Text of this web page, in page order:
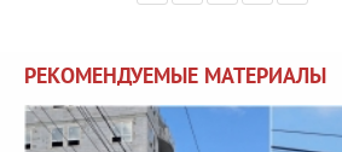
РЕКОМЕНДУЕМЫЕ МАТЕРИАЛЫ